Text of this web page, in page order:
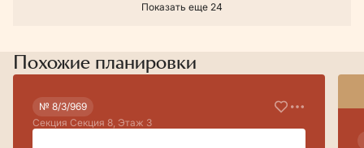
Показать еще 24
Похожие планировки
№ 8/3/969
Секция Секция 8, Этаж 3